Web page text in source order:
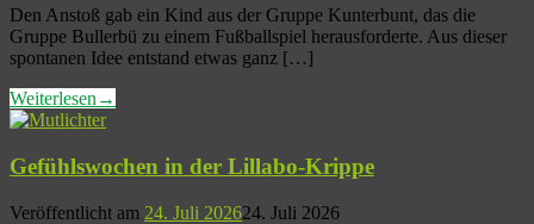
Den Anstoß gab ein Kind aus der Gruppe Kunterbunt, das die
Gruppe Bullerbü zu einem Fußballspiel herausforderte. Aus dieser
spontanen Idee entstand etwas ganz […]
Weiterlesen →
Gefühlswochen in der Lillabo-Krippe
Veröffentlicht am 24. Juli 202624. Juli 2026